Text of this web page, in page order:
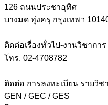
126 ถนนประชาอุทิศ
บางมด ทุ่งครุ กรุงเทพฯ
ติดต่อเรื่องทั่วไป-งานวิชาการ
โทร. 02-4708782
ติดต่อ การลงทะเบียน รายวิชา
GEN / GEC / GES